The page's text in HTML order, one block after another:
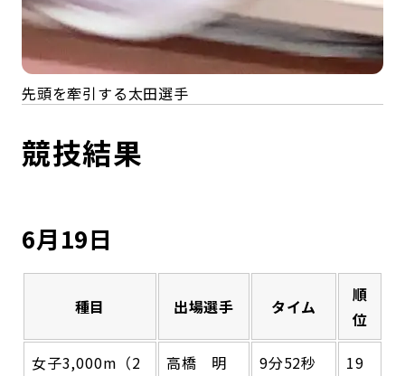
先頭を牽引する太田選手
競技結果
6月19日
種目 出場選手 タイム
順
位
女子3,000m（2
高橋 明
9分52秒
19